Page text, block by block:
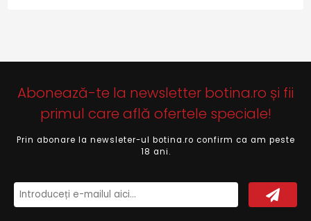
Abonează-te la newsletter botina.ro și fii
primul care află ofertele speciale!
Prin abonare la newsleter-ul botina.ro confirm ca am peste
18 ani.